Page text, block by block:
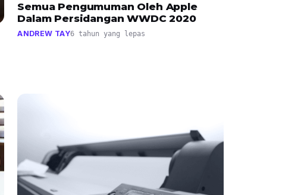
Semua Pengumuman Oleh Apple
Dalam Persidangan WWDC 2020
ANDREW TAY6 tahun yang lepas